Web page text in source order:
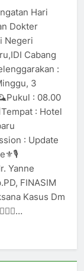
Hari
Dokter
Negeri
Cabang
:
3
: 08.00
: Hotel
: Update
Yanne
FINASIM
Kasus Dm